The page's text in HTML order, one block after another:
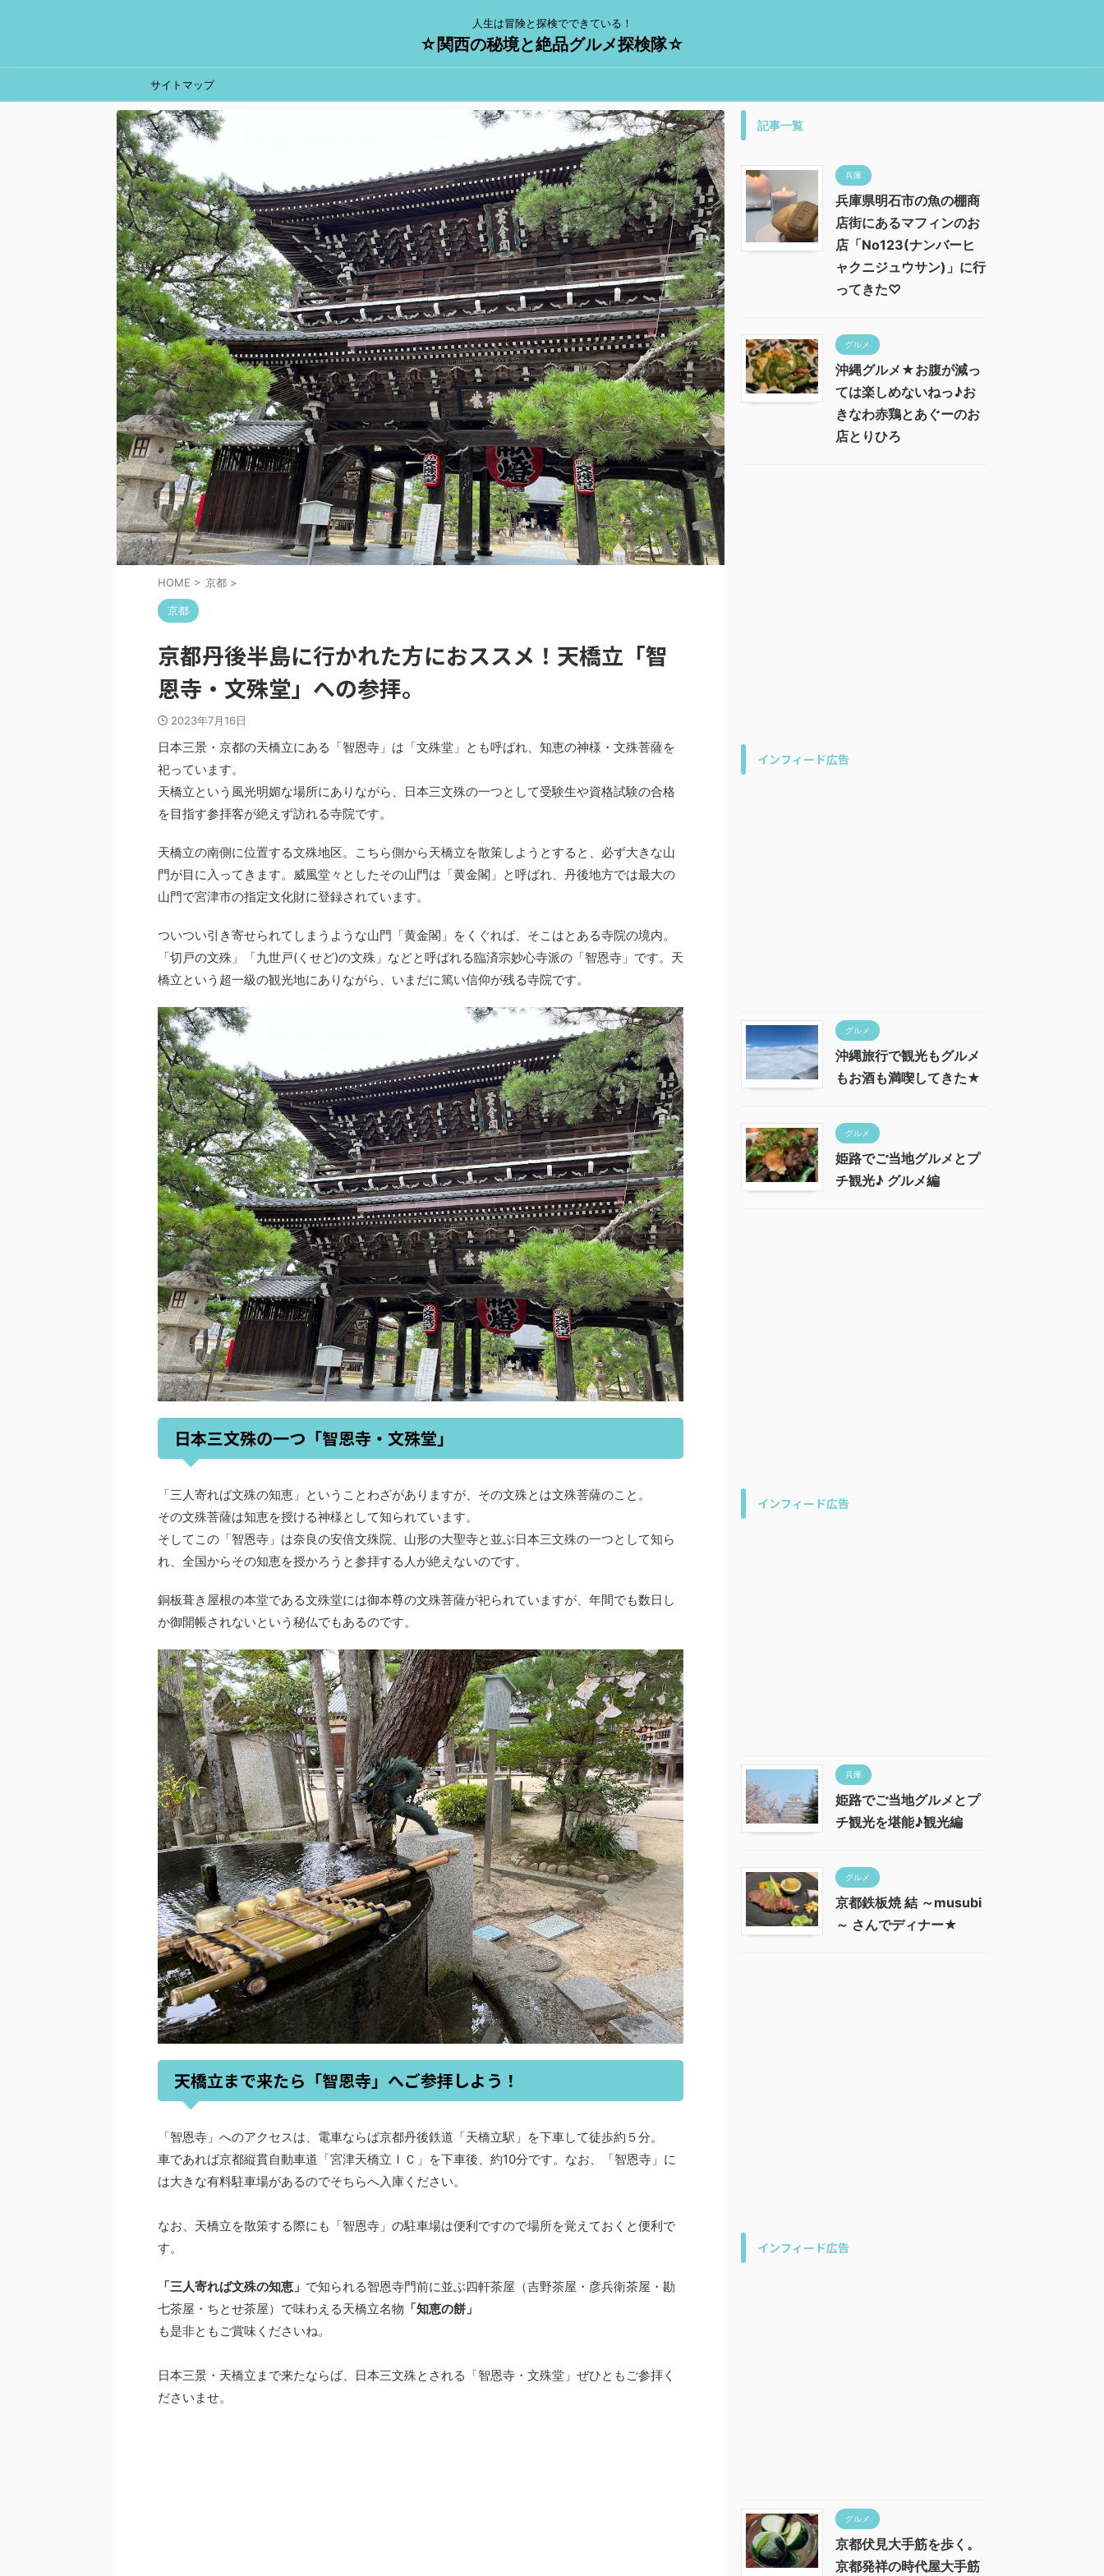
人生は冒険と探検でできている！
☆関西の秘境と絶品グルメ探検隊☆
サイトマップ
HOME > 京都 >
京都
京都丹後半島に行かれた方におススメ！天橋立「智
恩寺・文殊堂」への参拝。
2023年7月16日
日本三景・京都の天橋立にある「智恩寺」は「文殊堂」とも呼ばれ、知恵の神様・文殊菩薩を
祀っています。
天橋立という風光明媚な場所にありながら、日本三文殊の一つとして受験生や資格試験の合格
を目指す参拝客が絶えず訪れる寺院です。
天橋立の南側に位置する文殊地区。こちら側から天橋立を散策しようとすると、必ず大きな山
門が目に入ってきます。威風堂々としたその山門は「黄金閣」と呼ばれ、丹後地方では最大の
山門で宮津市の指定文化財に登録されています。
ついつい引き寄せられてしまうような山門「黄金閣」をくぐれば、そこはとある寺院の境内。
「切戸の文殊」「九世戸(くせど)の文殊」などと呼ばれる臨済宗妙心寺派の「智恩寺」です。天
橋立という超一級の観光地にありながら、いまだに篤い信仰が残る寺院です。
日本三文殊の一つ「智恩寺・文殊堂」
「三人寄れば文殊の知恵」ということわざがありますが、その文殊とは文殊菩薩のこと。
その文殊菩薩は知恵を授ける神様として知られています。
そしてこの「智恩寺」は奈良の安倍文殊院、山形の大聖寺と並ぶ日本三文殊の一つとして知ら
れ、全国からその知恵を授かろうと参拝する人が絶えないのです。
銅板葺き屋根の本堂である文殊堂には御本尊の文殊菩薩が祀られていますが、年間でも数日し
か御開帳されないという秘仏でもあるのです。
天橋立まで来たら「智恩寺」へご参拝しよう！
「智恩寺」へのアクセスは、電車ならば京都丹後鉄道「天橋立駅」を下車して徒歩約５分。
車であれば京都縦貫自動車道「宮津天橋立ＩＣ」を下車後、約10分です。なお、「智恩寺」に
は大きな有料駐車場があるのでそちらへ入庫ください。
なお、天橋立を散策する際にも「智恩寺」の駐車場は便利ですので場所を覚えておくと便利で
す。
「三人寄れば文殊の知恵」 で知られる智恩寺門前に並ぶ四軒茶屋（吉野茶屋・彦兵衛茶屋・勘
七茶屋・ちとせ茶屋）で味わえる天橋立名物 「知恵の餅」
も是非ともご賞味くださいね。
日本三景・天橋立まで来たならば、日本三文殊とされる「智恩寺・文殊堂」ぜひともご参拝く
ださいませ。
記事一覧
兵庫
兵庫県明石市の魚の棚商
店街にあるマフィンのお
店「No123(ナンバーヒ
ャクニジュウサン)」に行
ってきた♡
グルメ
沖縄グルメ★お腹が減っ
ては楽しめないねっ♪お
きなわ赤鶏とあぐーのお
店とりひろ
インフィード広告
グルメ
沖縄旅行で観光もグルメ
もお酒も満喫してきた★
グルメ
姫路でご当地グルメとプ
チ観光♪ グルメ編
インフィード広告
兵庫
姫路でご当地グルメとプ
チ観光を堪能♪観光編
グルメ
京都鉄板焼 結 ～musubi
～ さんでディナー★
インフィード広告
グルメ
京都伏見大手筋を歩く。
京都発祥の時代屋大手筋